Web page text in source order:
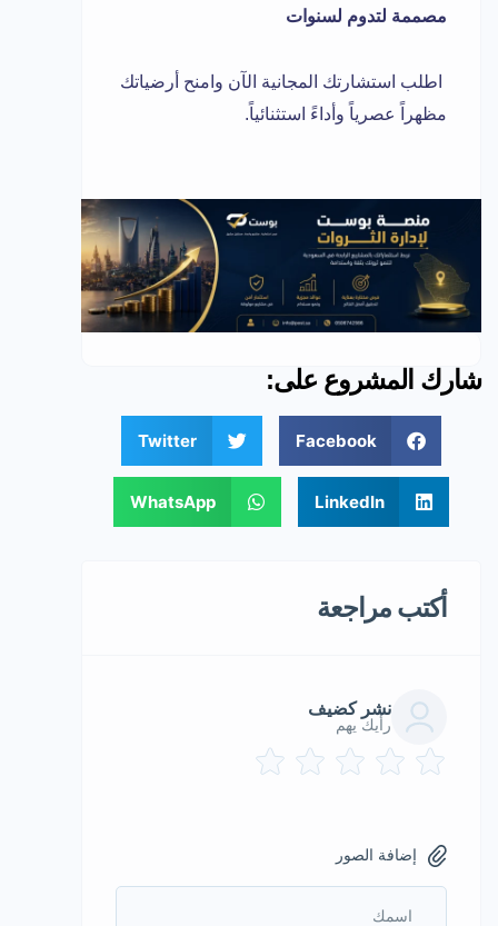
مصممة لتدوم لسنوات
اطلب استشارتك المجانية الآن وامنح أرضياتك
مظهراً عصرياً وأداءً استثنائياً.
شارك المشروع على:
Facebook
Twitter
LinkedIn
WhatsApp
أكتب مراجعة
نشر كضيف
رأيك يهم
إضافة الصور